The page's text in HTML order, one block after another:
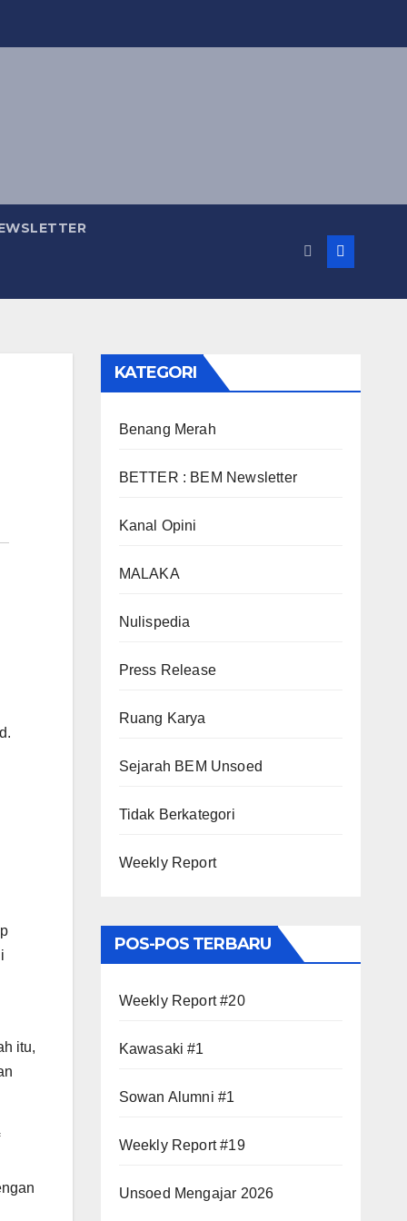
itu,
KATEGORI
Benang Merah
BETTER : BEM Newsletter
Kanal Opini
MALAKA
Nulispedia
Press Release
Ruang Karya
Sejarah BEM Unsoed
Tidak Berkategori
Weekly Report
POS-POS TERBARU
Weekly Report #20
Kawasaki #1
Sowan Alumni #1
Weekly Report #19
Unsoed Mengajar 2026